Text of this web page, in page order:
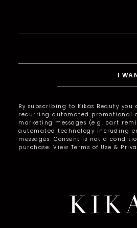
By subscribing to Kikas Beauty you
recurring automated promotional
marketing messages (e.g. cart
automated technology including
messages. Consent is not a
purchase. View Terms of Use &